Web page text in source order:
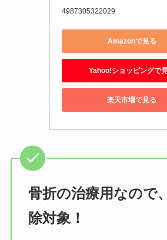
4987305322029
Amazonで見る
Yahoo!ショッピングで
楽天市場で見る
骨折の治療用なので
除対象！